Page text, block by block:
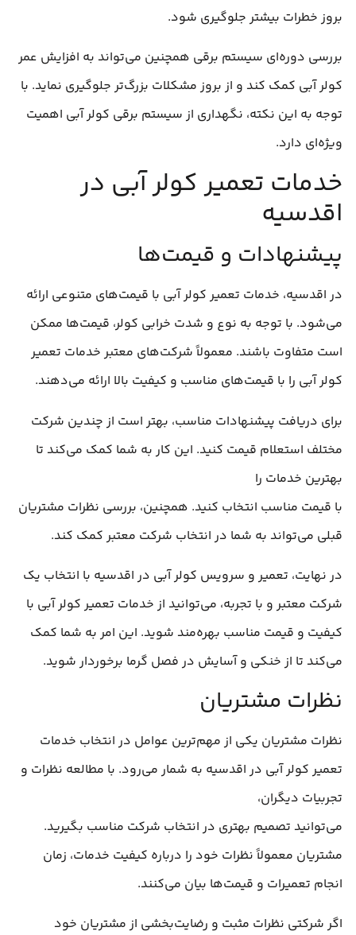
بروز خطرات بیشتر جلوگیری شود.
بررسی دوره‌ای سیستم برقی همچنین می‌تواند به افزایش عمر
کولر آبی کمک کند و از بروز مشکلات بزرگ‌تر جلوگیری نماید. با
توجه به این نکته، نگهداری از سیستم برقی کولر آبی اهمیت
ویژه‌ای دارد.
خدمات تعمیر کولر آبی در
اقدسیه
پیشنهادات و قیمت‌ها
در اقدسیه، خدمات تعمیر کولر آبی با قیمت‌های متنوعی ارائه
می‌شود. با توجه به نوع و شدت خرابی کولر، قیمت‌ها ممکن
است متفاوت باشند. معمولاً شرکت‌های معتبر خدمات تعمیر
کولر آبی را با قیمت‌های مناسب و کیفیت بالا ارائه می‌دهند.
برای دریافت پیشنهادات مناسب، بهتر است از چندین شرکت
مختلف استعلام قیمت کنید. این کار به شما کمک می‌کند تا
بهترین خدمات را
با قیمت مناسب انتخاب کنید. همچنین، بررسی نظرات مشتریان
قبلی می‌تواند به شما در انتخاب شرکت معتبر کمک کند.
در نهایت، تعمیر و سرویس کولر آبی در اقدسیه با انتخاب یک
شرکت معتبر و با تجربه، می‌توانید از خدمات تعمیر کولر آبی با
کیفیت و قیمت مناسب بهره‌مند شوید. این امر به شما کمک
می‌کند تا از خنکی و آسایش در فصل گرما برخوردار شوید.
نظرات مشتریان
نظرات مشتریان یکی از مهم‌ترین عوامل در انتخاب خدمات
تعمیر کولر آبی در اقدسیه به شمار می‌رود. با مطالعه نظرات و
تجربیات دیگران،
می‌توانید تصمیم بهتری در انتخاب شرکت مناسب بگیرید.
مشتریان معمولاً نظرات خود را درباره کیفیت خدمات، زمان
انجام تعمیرات و قیمت‌ها بیان می‌کنند.
اگر شرکتی نظرات مثبت و رضایت‌بخشی از مشتریان خود